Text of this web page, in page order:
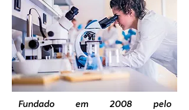
Fundado em 2008 pelo